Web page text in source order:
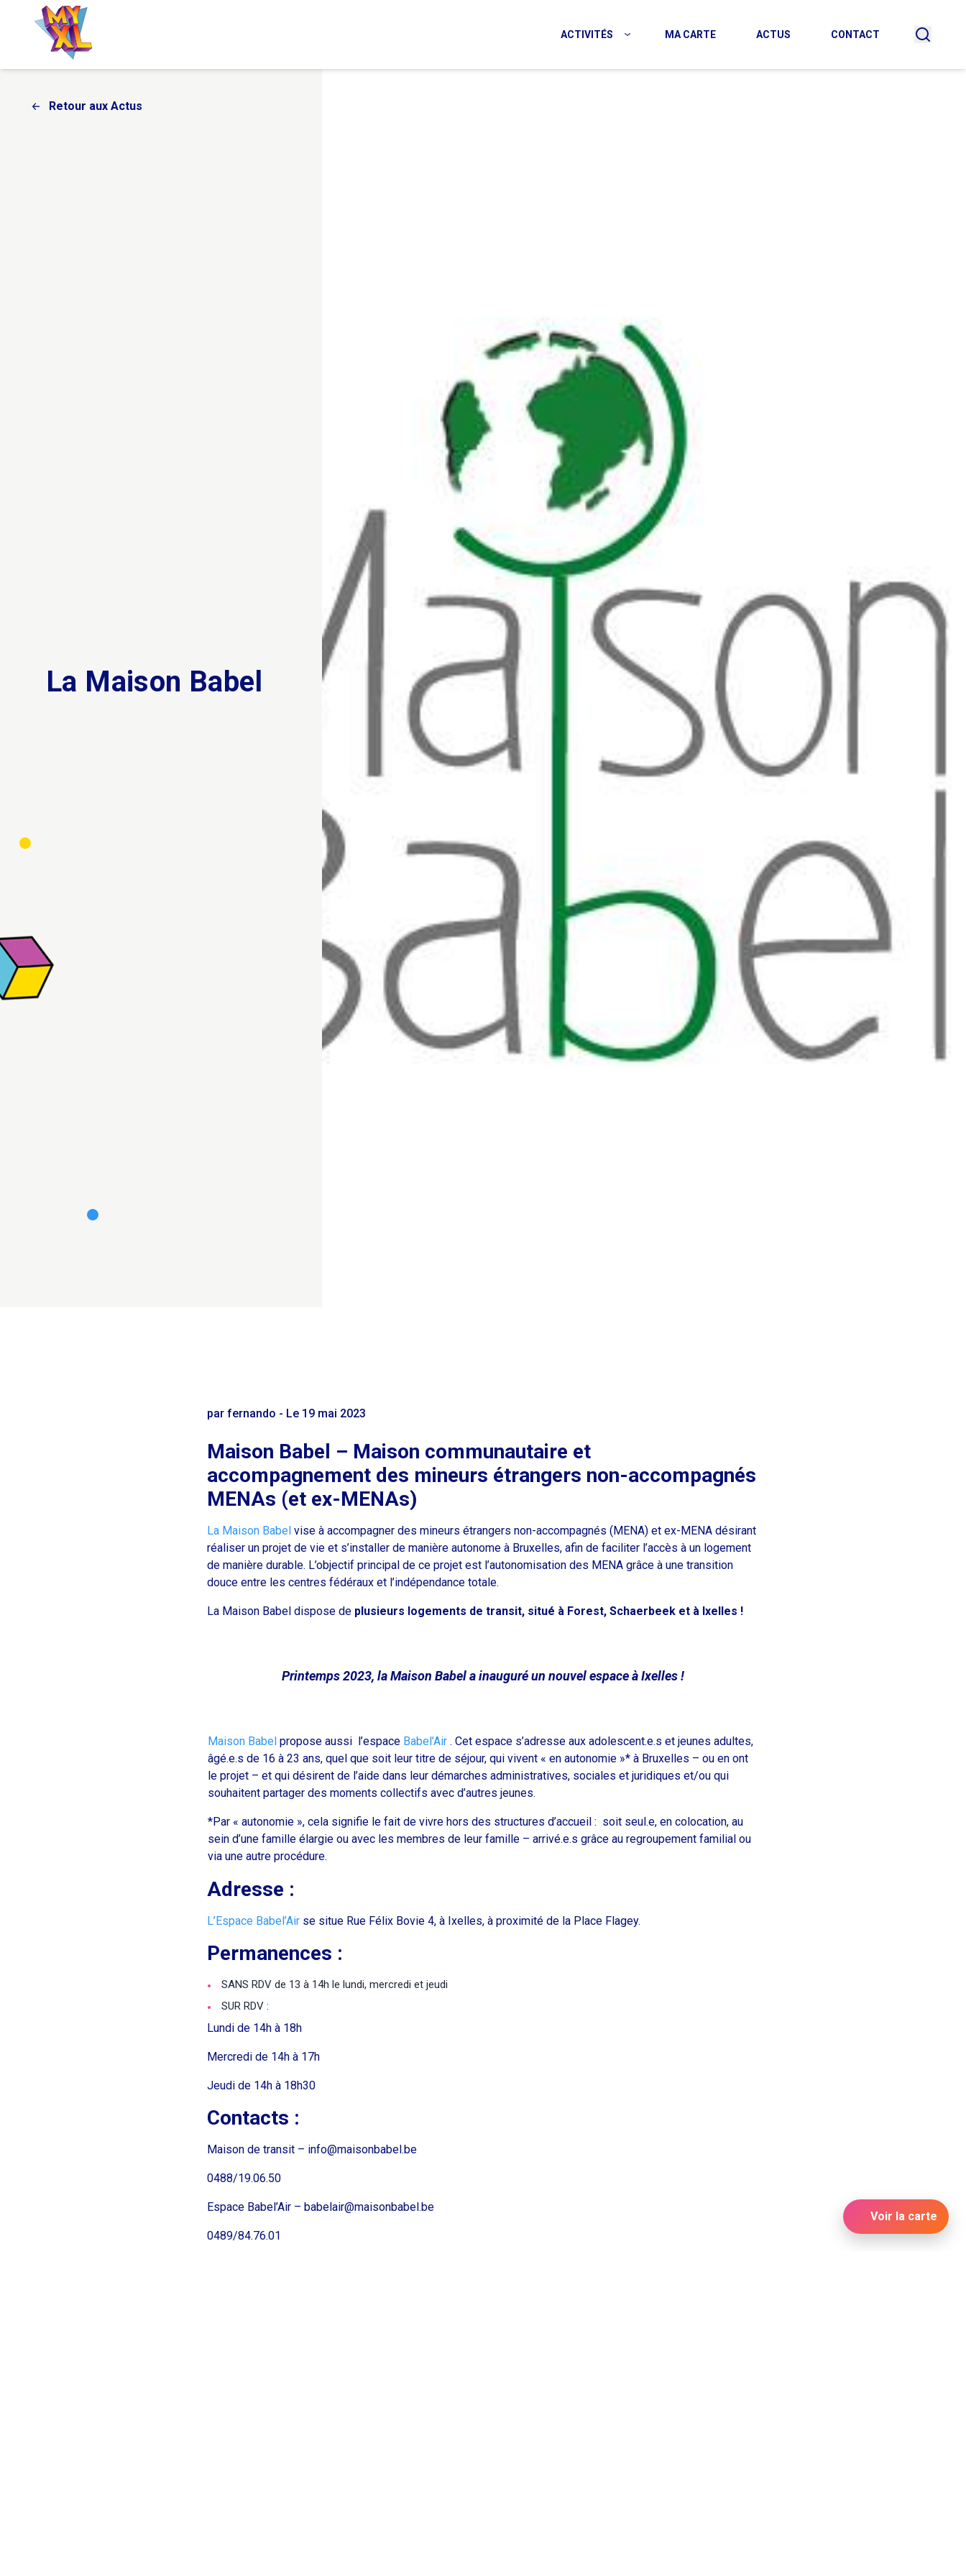
accueil
ACTIVITÉS MA CARTE ACTUS CONTACT
Retour aux Actus
La Maison Babel
par fernando - Le 19 mai 2023
Maison Babel – Maison communautaire et
accompagnement des mineurs étrangers non-accompagnés
MENAs (et ex-MENAs)
La Maison Babel vise à accompagner des mineurs étrangers non-accompagnés (MENA) et ex-MENA désirant
réaliser un projet de vie et s’installer de manière autonome à Bruxelles, afin de faciliter l’accès à un logement
de manière durable. L’objectif principal de ce projet est l’autonomisation des MENA grâce à une transition
douce entre les centres fédéraux et l’indépendance totale.
La Maison Babel dispose de plusieurs logements de transit, situé à Forest, Schaerbeek et à Ixelles !
Printemps 2023, la Maison Babel a inauguré un nouvel espace à Ixelles !
Maison Babel propose aussi l’espace Babel’Air . Cet espace s’adresse aux adolescent.e.s et jeunes adultes,
âgé.e.s de 16 à 23 ans, quel que soit leur titre de séjour, qui vivent « en autonomie »* à Bruxelles – ou en ont
le projet – et qui désirent de l’aide dans leur démarches administratives, sociales et juridiques et/ou qui
souhaitent partager des moments collectifs avec d’autres jeunes.
*Par « autonomie », cela signifie le fait de vivre hors des structures d’accueil : soit seul.e, en colocation, au
sein d’une famille élargie ou avec les membres de leur famille – arrivé.e.s grâce au regroupement familial ou
via une autre procédure.
Adresse :
L’Espace Babel’Air se situe Rue Félix Bovie 4, à Ixelles, à proximité de la Place Flagey.
Permanences :
SANS RDV de 13 à 14h le lundi, mercredi et jeudi
SUR RDV :
Lundi de 14h à 18h
Mercredi de 14h à 17h
Jeudi de 14h à 18h30
Contacts :
Maison de transit – info@maisonbabel.be
0488/19.06.50
Espace Babel’Air – babelair@maisonbabel.be
0489/84.76.01
Voir la carte